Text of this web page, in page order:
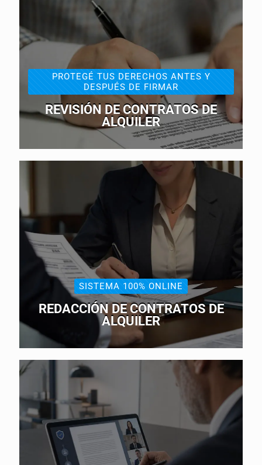
PROTEGÉ TUS DERECHOS ANTES Y
DESPUÉS DE FIRMAR
REVISIÓN DE CONTRATOS DE
ALQUILER
SISTEMA 100% ONLINE
REDACCIÓN DE CONTRATOS DE
ALQUILER